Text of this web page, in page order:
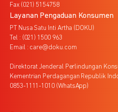
Fax (021) 5154758
Layanan Pengaduan Konsumen
PT Nusa Satu Inti Artha (DOKU)
Tel : (021) 1500 963
Email : care@doku.com
Direktorat Jenderal Perlindungan
Kementrian Perdagangan Republik
0853-1111-1010 (WhatsApp)